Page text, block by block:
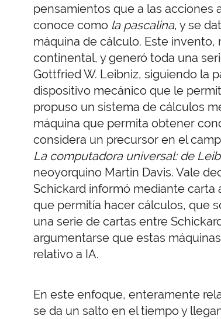
pensamientos que a las acciones
conoce como la pascalina, y se
máquina de cálculo. Este invento,
continental, y generó toda una
Gottfried W. Leibniz, siguiendo la
dispositivo mecánico que le
propuso un sistema de cálculos
máquina que permita obtener
considera un precursor en el
La computadora universal: de
neoyorquino Martin Davis. Vale
Schickard informó mediante carta
que permitía hacer cálculos, que
una serie de cartas entre
argumentarse que estas
relativo a IA.
En este enfoque, enteramente
se da un salto en el tiempo y